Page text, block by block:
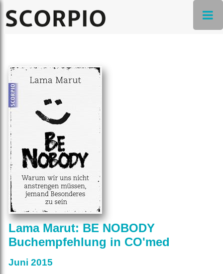
Lama Marut: BE NOBODY
Buchempfehlung in CO'med
Juni 2015